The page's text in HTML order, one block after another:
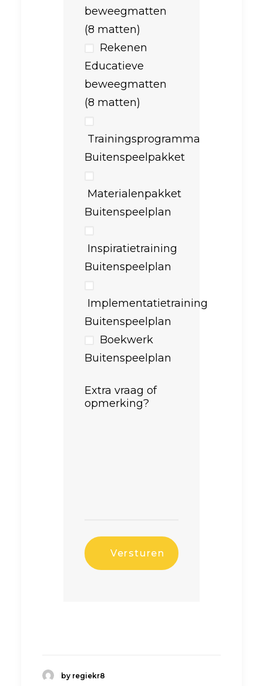
beweegmatten
(8 matten)
Rekenen
Educatieve
beweegmatten
(8 matten)
Trainingsprogramma
Buitenspeelpakket
Materialenpakket
Buitenspeelplan
Inspiratietraining
Buitenspeelplan
Implementatietraining
Buitenspeelplan
Boekwerk
Buitenspeelplan
by regiekr8